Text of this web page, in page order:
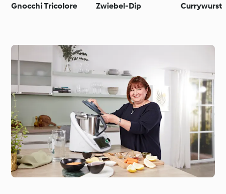
Gnocchi Tricolore Zwiebel-Dip Currywurst